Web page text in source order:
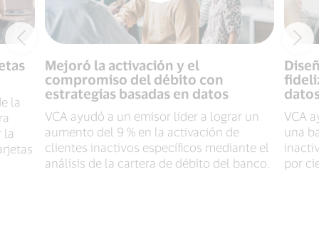
la
la
Mejoró la activación y el
compromiso del débito con
estrategias basadas en datos
VCA ayudó a un emisor líder a lograr un
aumento del 9 % en la activación de
clientes inactivos específicos mediante el
análisis de la cartera de débito del banco.
VCA
una
por